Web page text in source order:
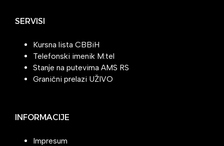
SERVISI
Kursna lista CBBiH
Telefonski imenik M:tel
Stanje na putevima AMS RS
Granični prelazi UŽIVO
INFORMACIJE
Impresum